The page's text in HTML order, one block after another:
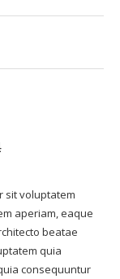
sit voluptatem
aperiam, eaque
beatae
quia
consequuntur